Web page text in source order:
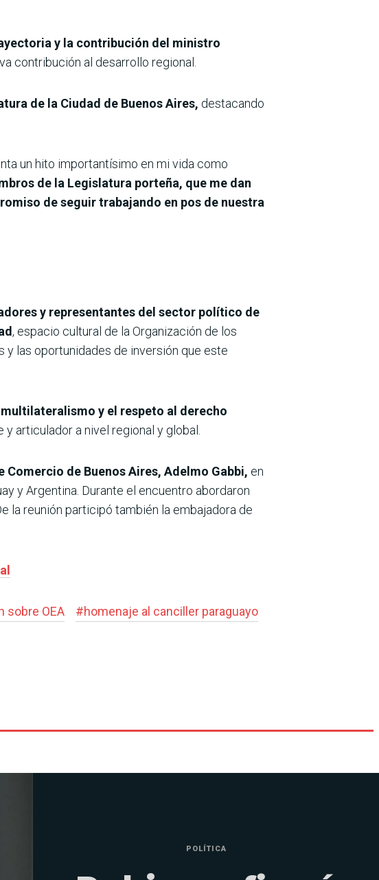
y la contribución del ministro
contribución al desarrollo regional.
de la Ciudad de Buenos Aires, destacando
un hito importantísimo en mi vida como
de la Legislatura porteña, que me dan
de seguir trabajando en pos de nuestra
y representantes del sector político de
, espacio cultural de la Organización de los
y las oportunidades de inversión que este
y el respeto al derecho
articulador a nivel regional y global.
de Buenos Aires, Adelmo Gabbi, en
y Argentina. Durante el encuentro abordaron
la reunión participó también la embajadora de
sobre OEA #homenaje al canciller paraguayo
POLÍTICA